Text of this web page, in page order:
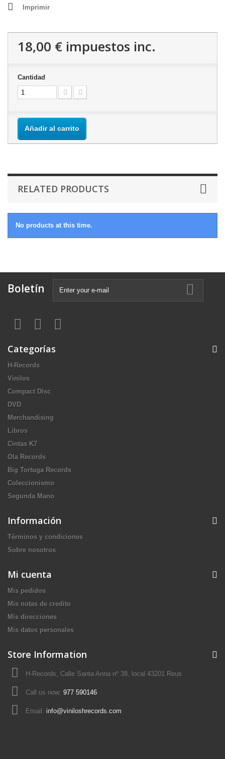
Imprimir
18,00 € impuestos inc.
Cantidad
Añadir al carrito
RELATED PRODUCTS
No products at this time.
Boletín
Categorías
H-Records
Vinilos
Compact Disc
DVD
Merchandising
Libros
Cintas K7
Ola Records
Big Tortuga Records
Coleccionismo
Segunda Mano
Información
Términos y condiciones
Sobre nosotros
Mi cuenta
Mis pedidos
Mis notas de credito
Mis direcciones
Mis datos personales
Store Information
H-Records, Calle Santa Anna nº 38, local 43201 Reus
Call us now: 977 590146
Email: info@viniloshrecords.com